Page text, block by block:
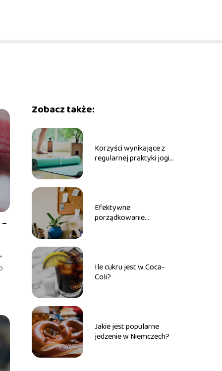
Zobacz także:
Korzyści wynikające z
regularnej praktyki jogi
Efektywne
porządkowanie
Ile cukru jest w Coca-
Coli?
Jakie jest popularne
jedzenie w Niemczech?